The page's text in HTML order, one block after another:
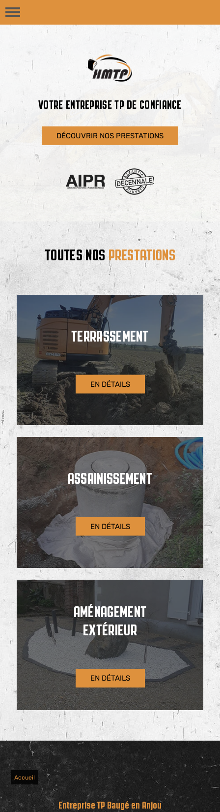
VOTRE ENTREPRISE TP DE CONFIANCE
DÉCOUVRIR NOS PRESTATIONS
TOUTES NOSPRESTATIONS
TERRASSEMENT
EN DÉTAILS
ASSAINISSEMENT
EN DÉTAILS
AMÉNAGEMENT
EXTÉRIEUR
EN DÉTAILS
Accueil
Entreprise TP Baugé en Anjou